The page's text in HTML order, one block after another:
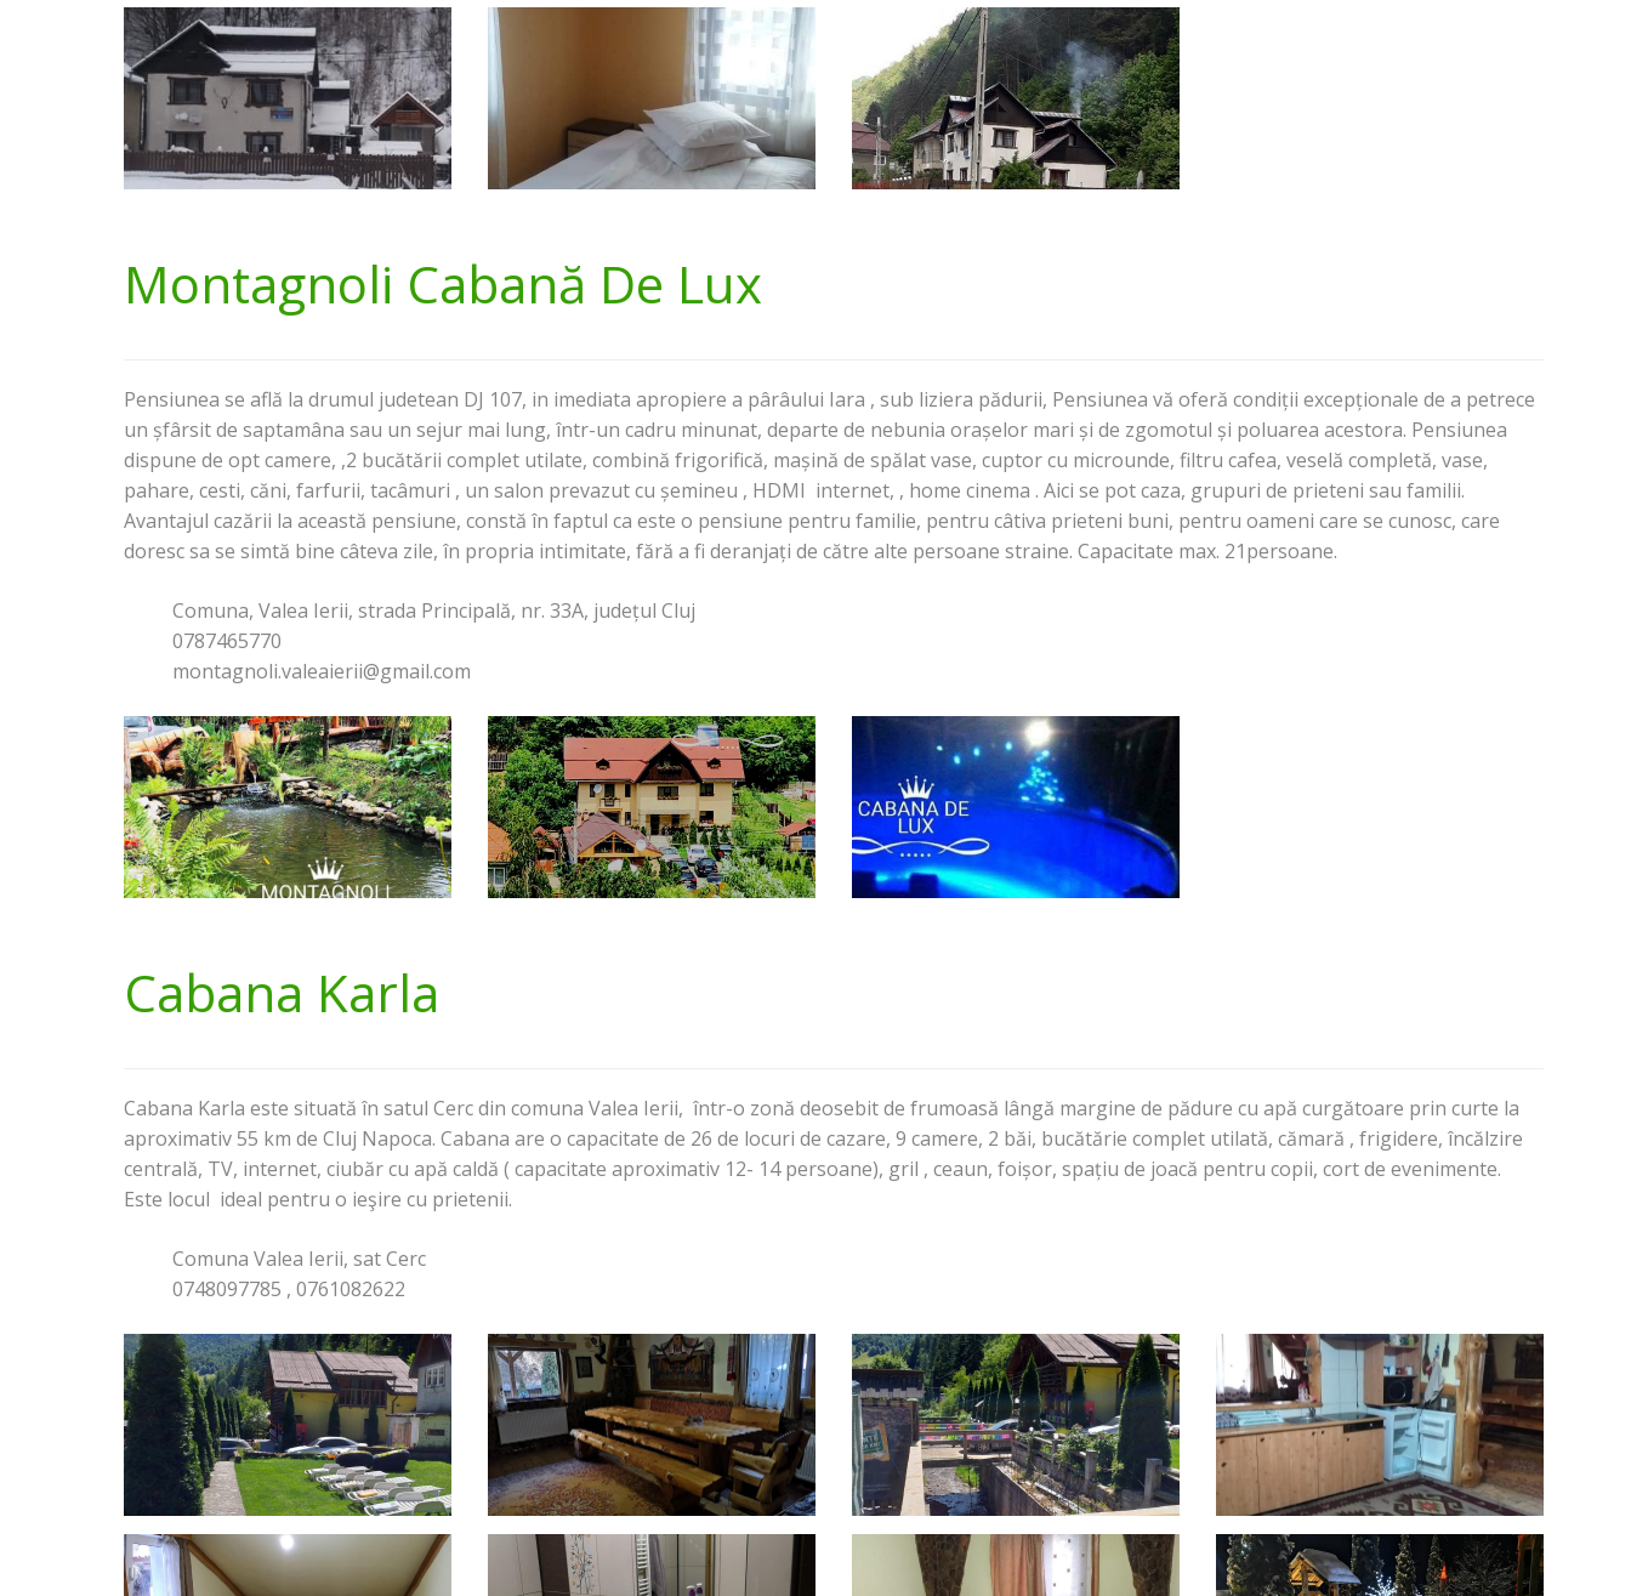
Montagnoli Cabană De Lux
Pensiunea se află la drumul judetean DJ 107, in imediata apropiere a pârâului Iara , sub liziera pădurii, Pensiunea vă oferă condiții excepționale de a petrece
un șfârsit de saptamâna sau un sejur mai lung, într-un cadru minunat, departe de nebunia orașelor mari și de zgomotul și poluarea acestora. Pensiunea
dispune de opt camere, ,2 bucătării complet utilate, combină frigorifică, mașină de spălat vase, cuptor cu microunde, filtru cafea, veselă completă, vase,
pahare, cesti, căni, farfurii, tacâmuri , un salon prevazut cu șemineu , HDMI internet, , home cinema . Aici se pot caza, grupuri de prieteni sau familii.
Avantajul cazării la această pensiune, constă în faptul ca este o pensiune pentru familie, pentru câtiva prieteni buni, pentru oameni care se cunosc, care
doresc sa se simtă bine câteva zile, în propria intimitate, fără a fi deranjați de către alte persoane straine. Capacitate max. 21persoane.
Comuna, Valea Ierii, strada Principală, nr. 33A, județul Cluj
0787465770
montagnoli.valeaierii@gmail.com
Cabana Karla
Cabana Karla este situată în satul Cerc din comuna Valea Ierii, într-o zonă deosebit de frumoasă lângă margine de pădure cu apă curgătoare prin curte la
aproximativ 55 km de Cluj Napoca. Cabana are o capacitate de 26 de locuri de cazare, 9 camere, 2 băi, bucătărie complet utilată, cămară , frigidere, încălzire
centrală, TV, internet, ciubăr cu apă caldă ( capacitate aproximativ 12- 14 persoane), gril , ceaun, foișor, spațiu de joacă pentru copii, cort de evenimente.
Este locul ideal pentru o ieşire cu prietenii.
Comuna Valea Ierii, sat Cerc
0748097785 , 0761082622